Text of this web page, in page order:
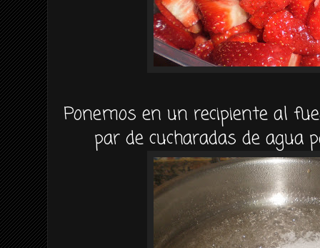
Ponemos en un recipiente al
par de cucharadas de agua